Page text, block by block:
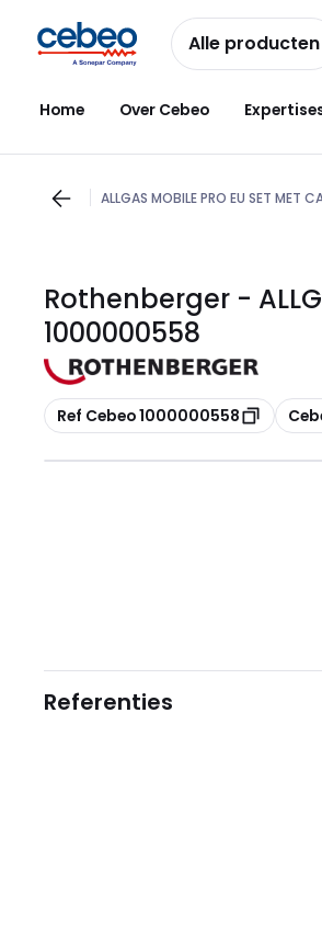
naar
navigatie
naar
inhoud
Alle producten
Home Over Cebeo
ALLGAS MOBILE PRO EU SET MET
Rothenberger -
1000000558
Kopiëren
Ref Cebeo 1000000558
Referenties